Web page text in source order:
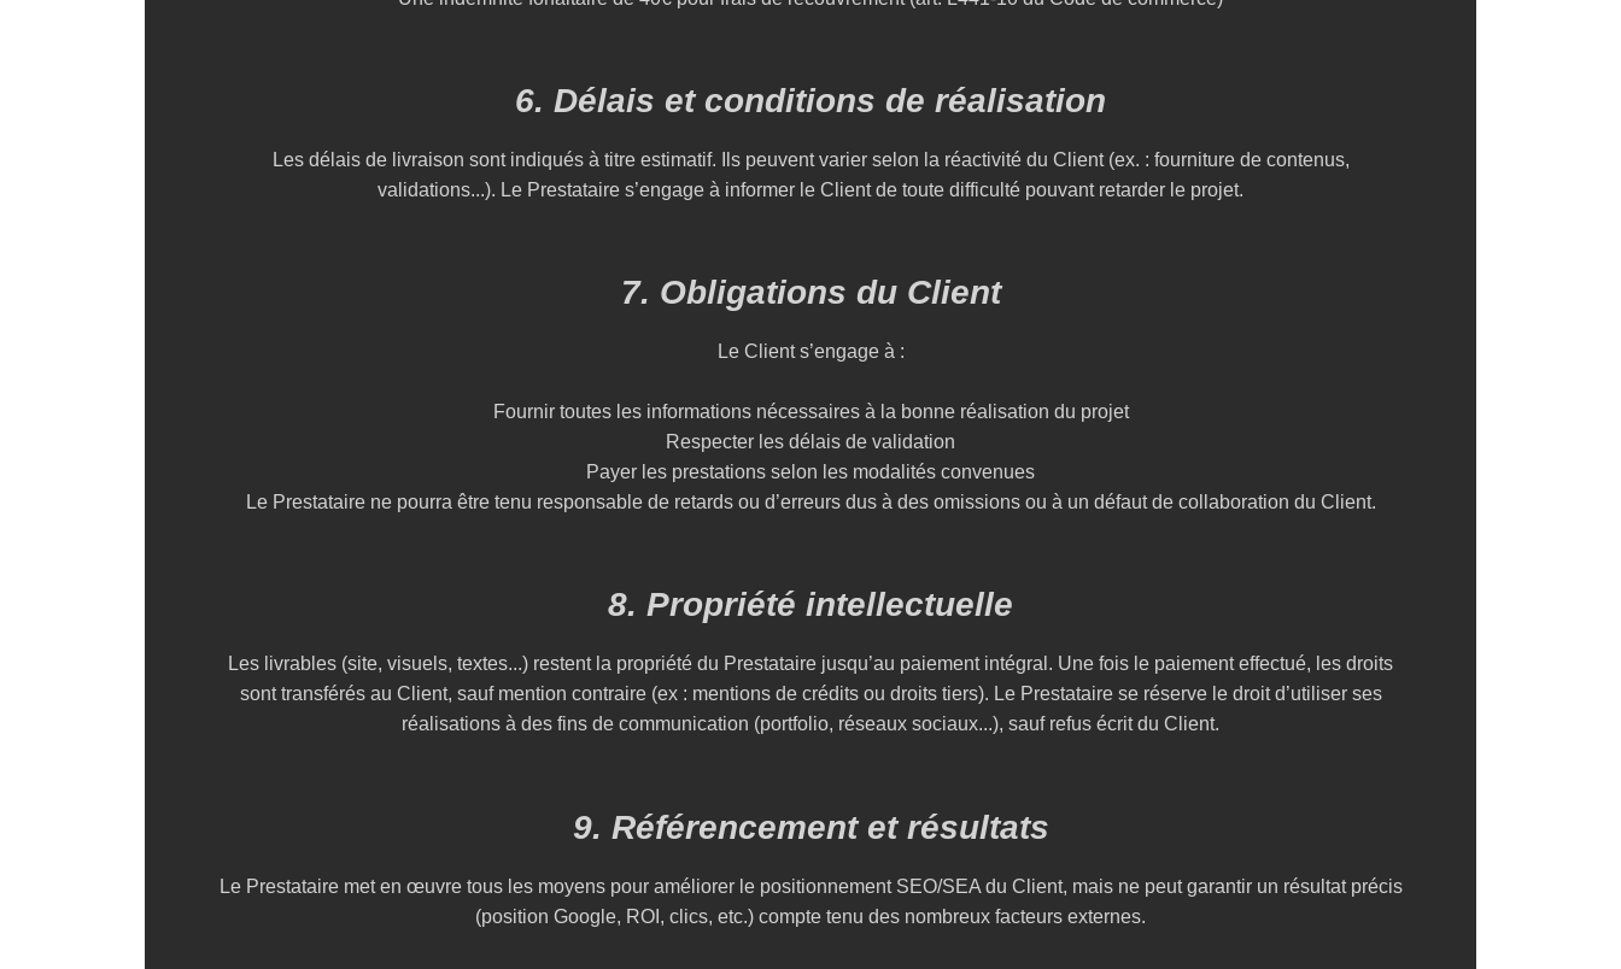
6. Délais et conditions de réalisation
Les délais de livraison sont indiqués à titre estimatif. Ils peuvent varier selon la réactivité du Client (ex. : fourniture de contenus,
validations...). Le Prestataire s’engage à informer le Client de toute difficulté pouvant retarder le projet.
7. Obligations du Client
Le Client s’engage à :
Fournir toutes les informations nécessaires à la bonne réalisation du projet
Respecter les délais de validation
Payer les prestations selon les modalités convenues
Le Prestataire ne pourra être tenu responsable de retards ou d’erreurs dus à des omissions ou à un défaut de collaboration du Client.
8. Propriété intellectuelle
Les livrables (site, visuels, textes...) restent la propriété du Prestataire jusqu’au paiement intégral. Une fois le paiement effectué, les droits
sont transférés au Client, sauf mention contraire (ex : mentions de crédits ou droits tiers). Le Prestataire se réserve le droit d’utiliser ses
réalisations à des fins de communication (portfolio, réseaux sociaux...), sauf refus écrit du Client.
9. Référencement et résultats
Le Prestataire met en œuvre tous les moyens pour améliorer le positionnement SEO/SEA du Client, mais ne peut garantir un résultat précis
(position Google, ROI, clics, etc.) compte tenu des nombreux facteurs externes.